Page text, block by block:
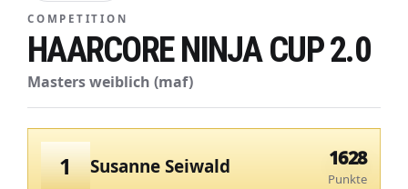
COMPETITION
HAARCORE NINJA CUP 2.0
Masters weiblich (maf)
1 Susanne Seiwald 1628
Punkte